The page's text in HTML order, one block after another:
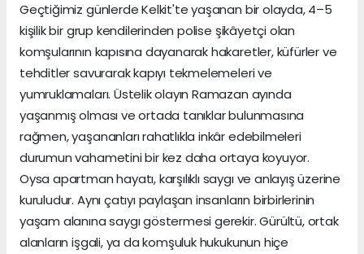
Geçtiğimiz günlerde Kelkit'te yaşanan bir olayda, 4–5
kişilik bir grup kendilerinden polise şikâyetçi olan
komşularının kapısına dayanarak hakaretler, küfürler ve
tehditler savurarak kapıyı tekmelemeleri ve
yumruklamaları. Üstelik olayın Ramazan ayında
yaşanmış olması ve ortada tanıklar bulunmasına
rağmen, yaşananları rahatlıkla inkâr edebilmeleri
durumun vahametini bir kez daha ortaya koyuyor.
Oysa apartman hayatı, karşılıklı saygı ve anlayış üzerine
kuruludur. Aynı çatıyı paylaşan insanların birbirlerinin
yaşam alanına saygı göstermesi gerekir. Gürültü, ortak
alanların işgali, ya da komşuluk hukukunun hiçe